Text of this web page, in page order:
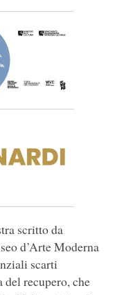
scritto da
d’Arte Moderna
scarti
recupero, che